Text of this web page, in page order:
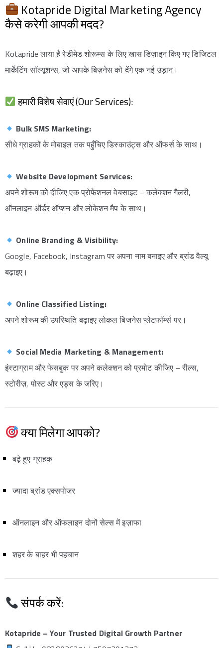
Kotapride Digital Marketing Agency
कैसे करेगी आपकी मदद?
Kotapride लाया है रेडीमेड शोरूम्स के लिए खास डिज़ाइन किए गए डिजिटल
मार्केटिंग सॉल्यूशन्स, जो आपके बिज़नेस को देंगे एक नई उड़ान।
हमारी विशेष सेवाएं (Our Services):
Bulk SMS Marketing:
सीधे ग्राहकों के मोबाइल तक पहुँचिए डिस्काउंट्स और ऑफर्स के साथ।
Website Development Services:
अपने शोरूम को दीजिए एक प्रोफेशनल वेबसाइट – कलेक्शन गैलरी,
ऑनलाइन ऑर्डर ऑप्शन और लोकेशन मैप के साथ।
Online Branding & Visibility:
Google, Facebook, Instagram पर अपना नाम बनाइए और ब्रांड वैल्यू
बढ़ाइए।
Online Classified Listing:
अपने शोरूम की उपस्थिति बढ़ाइए लोकल बिजनेस प्लेटफॉर्म्स पर।
Social Media Marketing & Management:
इंस्टाग्राम और फेसबुक पर अपने कलेक्शन को प्रमोट कीजिए – रील्स,
स्टोरीज़, पोस्ट और एड्स के जरिए।
क्या मिलेगा आपको?
बढ़े हुए ग्राहक
ज्यादा ब्रांड एक्सपोजर
ऑनलाइन और ऑफलाइन दोनों सेल्स में इज़ाफा
शहर के बाहर भी पहचान
संपर्क करें:
Kotapride – Your Trusted Digital Growth Partner